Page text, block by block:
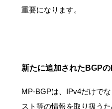
重要になります。
新たに追加されたBGP
MP-BGPは、IPv4だけで
スト等の情報を取り扱う